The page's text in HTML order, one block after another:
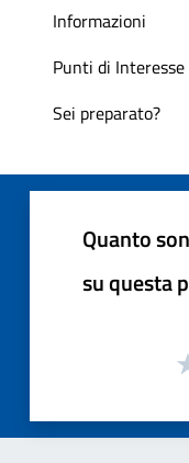
Informazioni
Punti di Interesse
Sei preparato?
Quanto
su questa